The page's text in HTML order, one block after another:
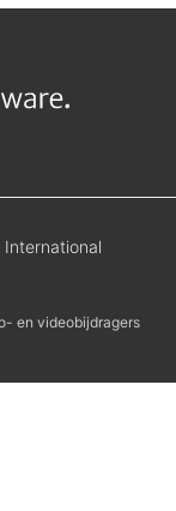
en videobijdragers